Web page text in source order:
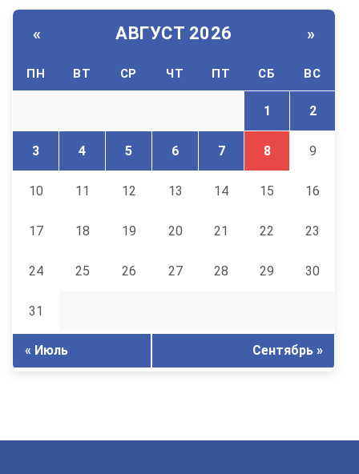
« АВГУСТ 2026 »
ПН ВТ СР ЧТ ПТ СБ ВС
1 2
3 4 5 6 7 8 9
10 11 12 13 14 15 16
17 18 19 20 21 22 23
24 25 26 27 28 29 30
31
« Июль Сентябрь »